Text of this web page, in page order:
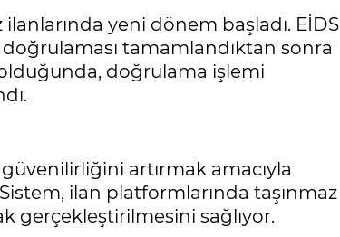
ilanlarında yeni dönem başladı. EİDS
tamamlandıktan sonra
doğrulama işlemi
artırmak amacıyla
ilan platformlarında taşınmaz
gerçekleştirilmesini sağlıyor.